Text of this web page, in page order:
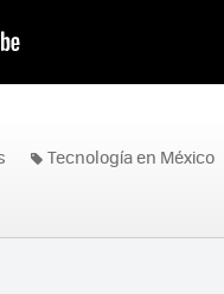
Tecnología en México